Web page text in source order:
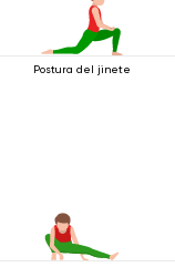
Postura del jinete